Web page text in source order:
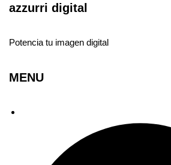
azzurri digital
Potencia tu imagen digital
MENU